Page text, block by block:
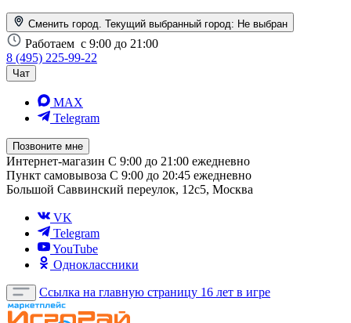
Сменить город. Текущий выбранный город: Не выбран
Работаем с 9:00 до 21:00
8 (495) 225-99-22
Чат
MAX
Telegram
Позвоните мне
Интернет-магазин С 9:00 до 21:00 ежедневно
Пункт самовывоза С 9:00 до 20:45 ежедневно
Большой Саввинский переулок, 12с5, Москва
VK
Telegram
YouTube
Одноклассники
Ссылка на главную страницу 16 лет в игре